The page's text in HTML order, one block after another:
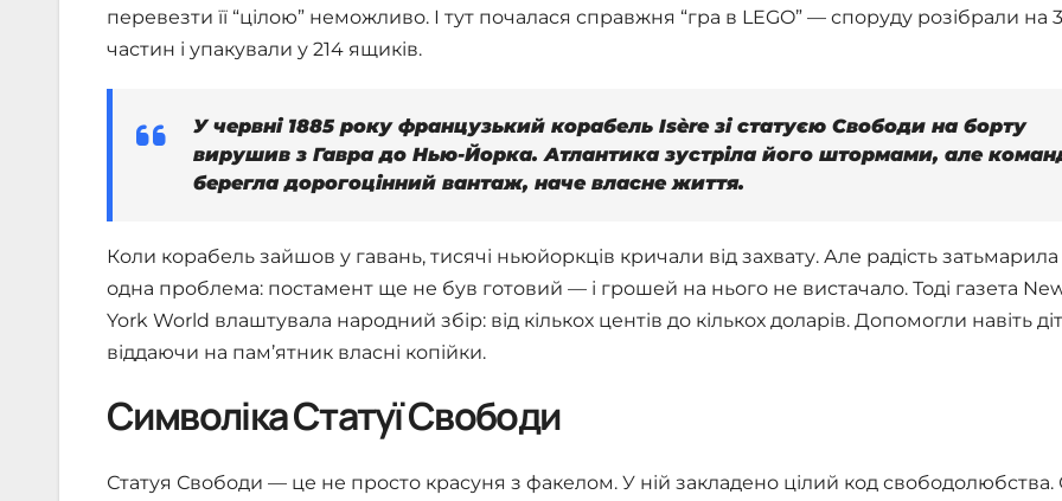
перевезти її “цілою” неможливо. І тут почалася справжня “гра в LEGO” — споруду розібрали на
частин і упакували у 214 ящиків.
У червні 1885 року французький корабель Isère зі статуєю Свободи на борту
вирушив з Гавра до Нью-Йорка. Атлантика зустріла його штормами, але
берегла дорогоцінний вантаж, наче власне життя.
Коли корабель зайшов у гавань, тисячі ньюйоркців кричали від захвату. Але радість затьмарила
одна проблема: постамент ще не був готовий — і грошей на нього не вистачало. Тоді газета
York World влаштувала народний збір: від кількох центів до кількох доларів. Допомогли навіть
віддаючи на пам’ятник власні копійки.
Символіка Статуї Свободи
Статуя Свободи — це не просто красуня з факелом. У ній закладено цілий код свободолюбства.